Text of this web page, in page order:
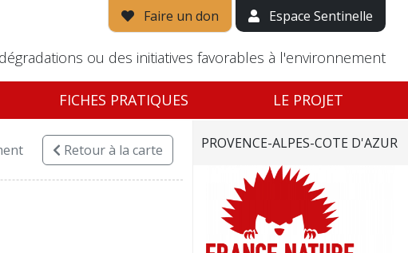
Faire un don Espace Sentinelle
ou des initiatives favorables à l'environnement
FICHES PRATIQUES LE PROJET
Retourà la carte PROVENCE-ALPES-COTE D'AZUR